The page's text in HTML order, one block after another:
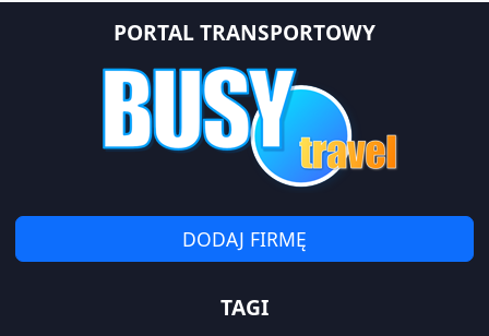
PORTAL TRANSPORTOWY
DODAJ FIRMĘ
TAGI